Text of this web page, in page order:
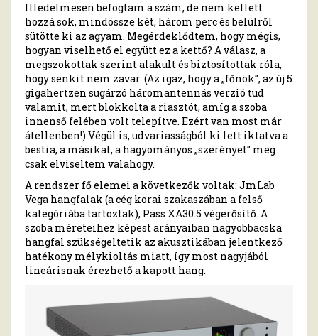
Illedelmesen befogtam a szám, de nem kellett
hozzá sok, mindössze két, három perc és belülről
sütötte ki az agyam. Megérdeklődtem, hogy mégis,
hogyan viselhető el együtt ez a kettő? A válasz, a
megszokottak szerint alakult és biztosítottak róla,
hogy senkit nem zavar. (Az igaz, hogy a „főnök”, az új 5
gigahertzen sugárzó háromantennás verzió tud
valamit, mert blokkolta a riasztót, amíg a szoba
innenső felében volt telepítve. Ezért van most már
átellenben!) Végül is, udvariasságból ki lett iktatva a
bestia, a másikat, a hagyományos „szerényet” meg
csak elviseltem valahogy.
A rendszer fő elemei a következők voltak: JmLab
Vega hangfalak (a cég korai szakaszában a felső
kategóriába tartoztak), Pass XA30.5 végerősítő. A
szoba méreteihez képest arányaiban nagyobbacska
hangfal szükségeltetik az akusztikában jelentkező
hatékony mélykioltás miatt, így most nagyjából
lineárisnak érezhető a kapott hang.